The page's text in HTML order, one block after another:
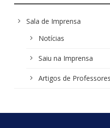
Sala de Imprensa
Notícias
Saiu na Imprensa
Artigos de Professores